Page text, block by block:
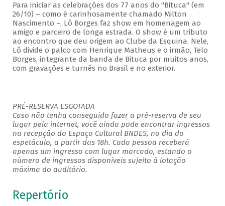
Para iniciar as celebrações dos 77 anos do "Bituca" (em
26/10) – como é carinhosamente chamado Milton
Nascimento –, Lô Borges faz show em homenagem ao
amigo e parceiro de longa estrada. O show é um tributo
ao encontro que deu origem ao Clube da Esquina. Nele,
Lô divide o palco com Henrique Matheus e o irmão, Telo
Borges, integrante da banda de Bituca por muitos anos,
com gravações e turnês no Brasil e no exterior.
PRÉ-RESERVA ESGOTADA
Caso não tenha conseguido fazer a pré-reserva de seu
lugar pela internet, você ainda pode encontrar ingressos
na recepção do Espaço Cultural BNDES, no dia do
espetáculo, a partir das 18h. Cada pessoa receberá
apenas um ingresso com lugar marcado, estando o
número de ingressos disponíveis sujeito à lotação
máxima do auditório.
Repertório